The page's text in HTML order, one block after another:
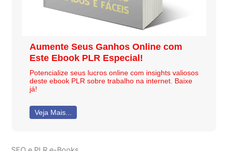
Aumente Seus Ganhos Online com
Este Ebook PLR Especial!
Potencialize seus lucros online com insights valiosos
deste ebook PLR sobre trabalho na internet. Baixe
já!
Veja Mais...